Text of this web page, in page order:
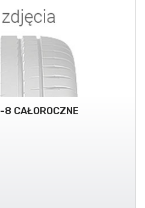
CAŁOROCZNE